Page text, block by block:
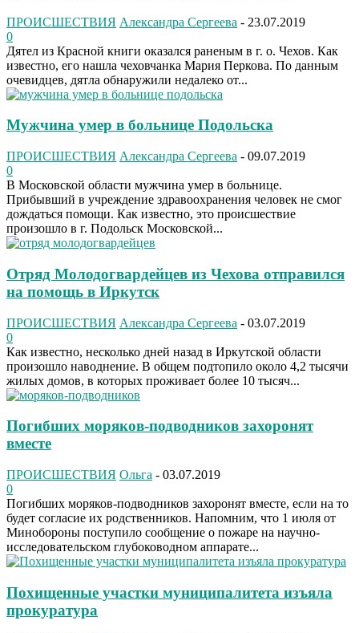
ПРОИСШЕСТВИЯ Александра Сергеева - 23.07.2019
0
Дятел из Красной книги оказался раненым в г. о. Чехов. Как
известно, его нашла чеховчанка Мария Перкова. По данным
очевидцев, дятла обнаружили недалеко от...
Мужчина умер в больнице Подольска
ПРОИСШЕСТВИЯ Александра Сергеева - 09.07.2019
0
В Московской области мужчина умер в больнице.
Прибывший в учреждение здравоохранения человек не смог
дождаться помощи. Как известно, это происшествие
произошло в г. Подольск Московской...
Отряд Молодогвардейцев из Чехова отправился
на помощь в Иркутск
ПРОИСШЕСТВИЯ Александра Сергеева - 03.07.2019
0
Как известно, несколько дней назад в Иркутской области
произошло наводнение. В общем подтопило около 4,2 тысячи
жилых домов, в которых проживает более 10 тысяч...
Погибших моряков-подводников захоронят
вместе
ПРОИСШЕСТВИЯ Ольга - 03.07.2019
0
Погибших моряков-подводников захоронят вместе, если на то
будет согласие их родственников. Напомним, что 1 июля от
Минобороны поступило сообщение о пожаре на научно-
исследовательском глубоководном аппарате...
Похищенные участки муниципалитета изъяла
прокуратура